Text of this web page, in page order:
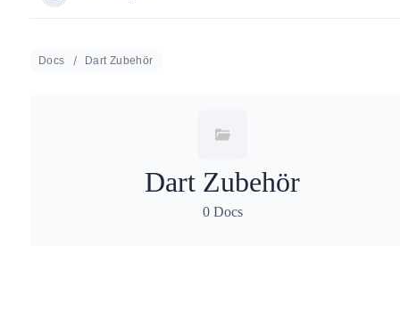
Docs Dart Zubehör
Dart Zubehör
0 Docs